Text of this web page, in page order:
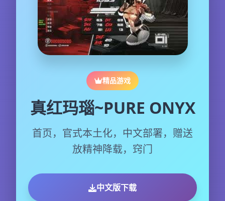
精品游戏
真红玛瑙~PURE ONYX
首页，官式本土化，中文部署，赠送
放精神降载，窍门
中文版下载